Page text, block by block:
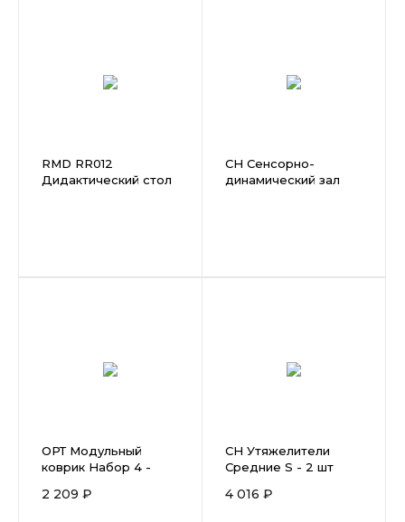
RMD RR012
Дидактический стол
СН Сенсорно-
динамический зал
ОРТ Модульный
коврик Набор 4 -
2 209 ₽
СН Утяжелители
Средние S - 2 шт
4 016 ₽